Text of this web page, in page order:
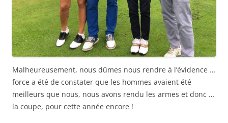
Malheureusement, nous dûmes nous rendre à l’évidence …
force a été de constater que les hommes avaient été
meilleurs que nous, nous avons rendu les armes et donc …
la coupe, pour cette année encore !